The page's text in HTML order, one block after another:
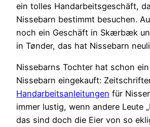
ein tolles Handarbeitsgeschäft,
Nissebarn bestimmt besuchen.
noch ein Geschäft in Skærbæk
in Tønder, das hat Nissebarn
Nissebarns Tochter hat schon
Nissebarn eingekauft:
Handarbeitsanleitungen für
immer lustig, wenn andere Leute
das sind doch die Eier von so